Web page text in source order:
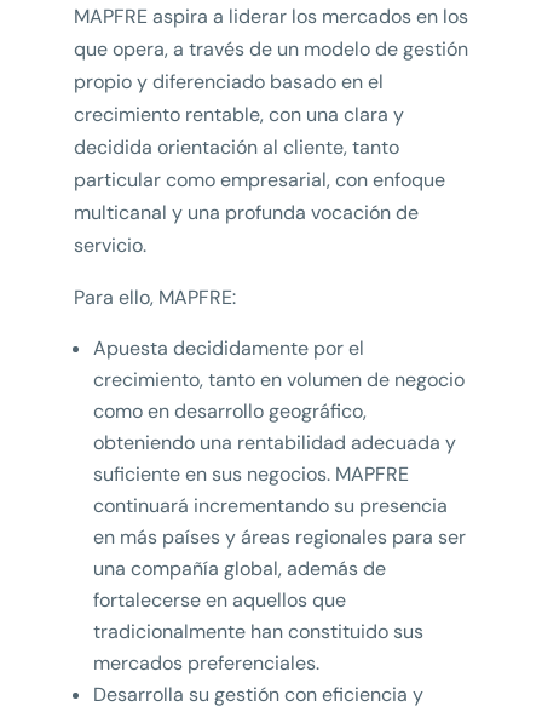
MAPFRE aspira a liderar los mercados en los
que opera, a través de un modelo de gestión
propio y diferenciado basado en el
crecimiento rentable, con una clara y
decidida orientación al cliente, tanto
particular como empresarial, con enfoque
multicanal y una profunda vocación de
servicio.
Para ello, MAPFRE:
Apuesta decididamente por el
crecimiento, tanto en volumen de negocio
como en desarrollo geográfico,
obteniendo una rentabilidad adecuada y
suficiente en sus negocios. MAPFRE
continuará incrementando su presencia
en más países y áreas regionales para ser
una compañía global, además de
fortalecerse en aquellos que
tradicionalmente han constituido sus
mercados preferenciales.
Desarrolla su gestión con eficiencia y